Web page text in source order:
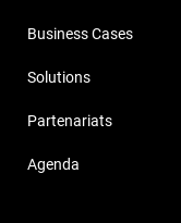
Business Cases
Solutions
Partenariats
Agenda